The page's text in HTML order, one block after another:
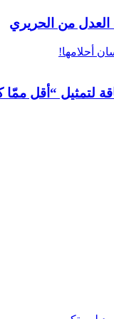
العدل من الحريري
“أقل ممّا